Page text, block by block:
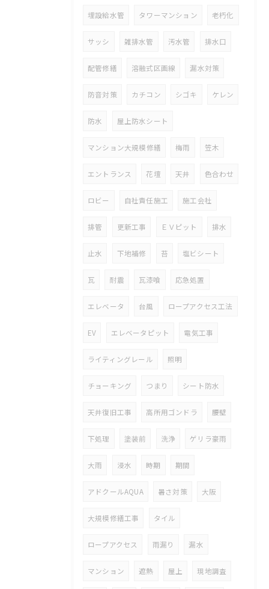
埋設給水管 タワーマンション 老朽化
サッシ 雑排水管 汚水管 排水口
配管修繕 溶融式区画線 漏水対策
防音対策 カチコン シゴキ ケレン
防水 屋上防水シート
マンション大規模修繕 梅雨 笠木
エントランス 花壇 天井 色合わせ
ロビー 自社責任施工 施工会社
排管 更新工事 ＥＶピット 排水
止水 下地補修 苔 塩ビシート
瓦 耐震 瓦漆喰 応急処置
エレベータ 台風 ロープアクセス工法
EV エレベータピット 電気工事
ライティングレール 照明
チョーキング つまり シート防水
天井復旧工事 高所用ゴンドラ 腰壁
下処理 塗装前 洗浄 ゲリラ豪雨
大雨 浸水 時期 期間
アドクールAQUA 暑さ対策 大阪
大規模修繕工事 タイル
ロープアクセス 雨漏り 漏水
マンション 遮熱 屋上 現地調査